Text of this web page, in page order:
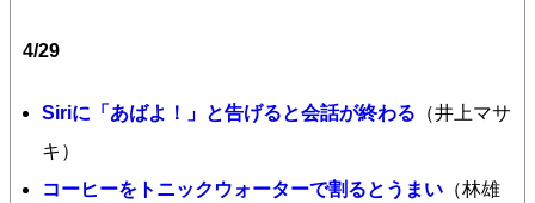
4/29
Siriに「あばよ！」と告げると会話が終わる （井上マサ
キ）
コーヒーをトニックウォーターで割るとうまい （林雄